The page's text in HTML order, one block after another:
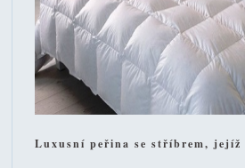
Luxusní peřina se stříbrem, jejíž